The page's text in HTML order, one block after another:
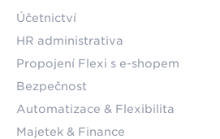
Účetnictví
HR administrativa
Propojení Flexi s e-shopem
Bezpečnost
Automatizace & Flexibilita
Majetek & Finance